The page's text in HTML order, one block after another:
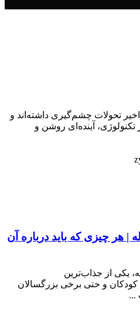
تحولات چشم‌گیری داشته‌اند و
آینده‌ای روشن و
کنترلی 2 کاناله | هر چیزی که باید درباره آن
کنترلی 2 کاناله، یکی از جذاب‌ترین
کودکان و حتی برخی بزرگسالان
...